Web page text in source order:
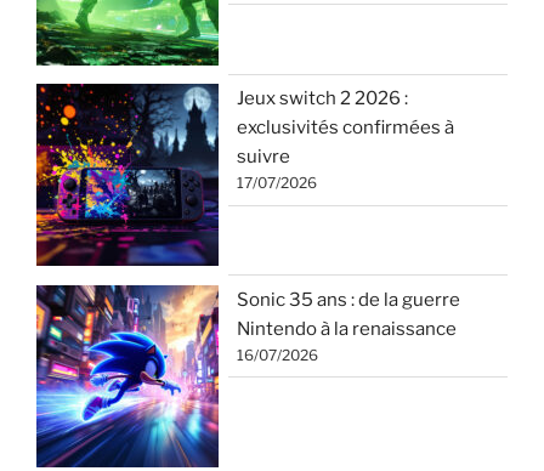
Jeux switch 2 2026 :
exclusivités confirmées à
suivre
17/07/2026
Sonic 35 ans : de la guerre
Nintendo à la renaissance
16/07/2026